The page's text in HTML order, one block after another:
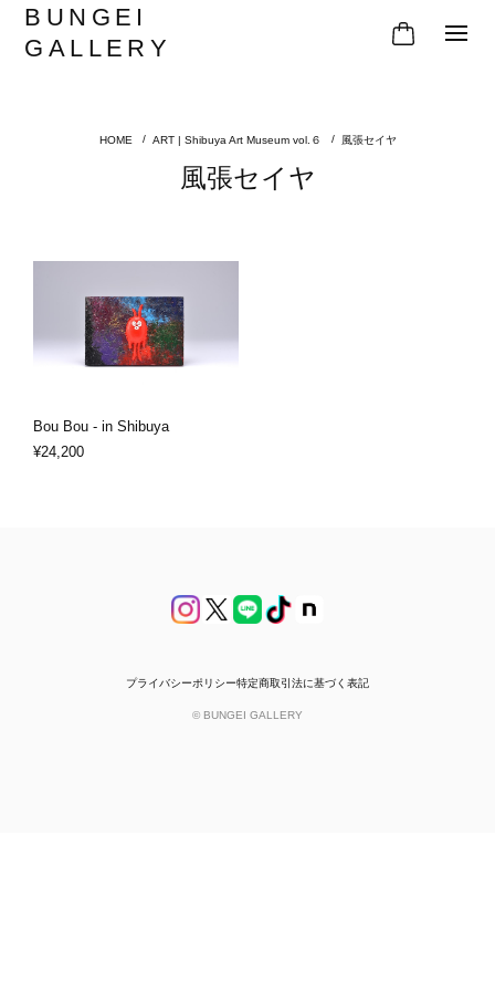
BUNGEI
GALLERY
ART | Shibuya Art Museum vol.６ 風張セイヤ
風張セイヤ
Bou Bou - in Shibuya
¥24,200
プライバシーポリシー特定商取引法に基づく表記
© BUNGEI GALLERY